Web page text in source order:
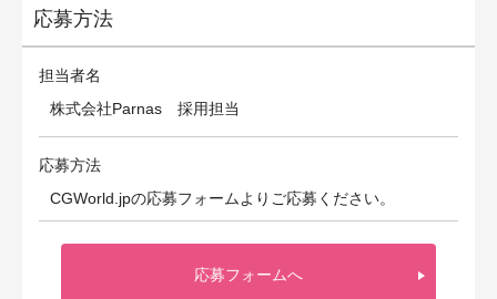
応募方法
担当者名
株式会社Parnas 採用担当
応募方法
CGWorld.jpの応募フォームよりご応募ください。
応募フォームへ